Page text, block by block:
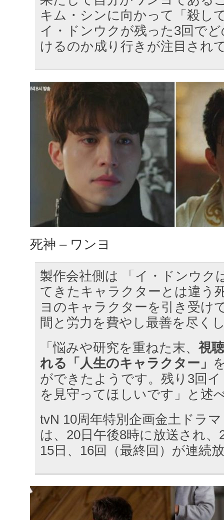
キム・シンに向かって「殺し
イ・ドンウクが残った3回で
けるのか成り行きが注目され
死神 – ワンヨ
製作会社側は 「イ・ドンウク
てきたキャラクターとは違う
ヨのキャラクターを引き受け
間と労力を費やし最善を尽く
「悩みや研究を重ねた末、 視
れる「人生のキャラクター」
ができたようです。残り3回
を見守ってほしいです」と述
tvN 10周年特別企画金土ドラ
は、20日午後8時に放送され、
15日、16回（最終回）が連続